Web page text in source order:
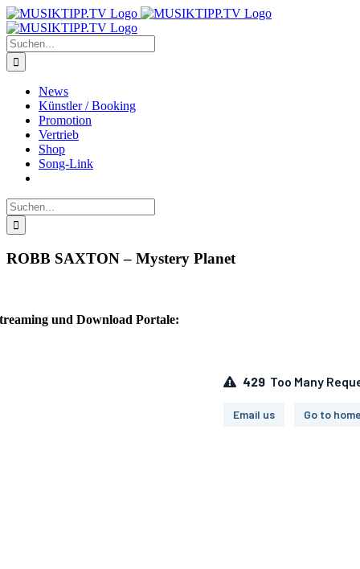
Zum
Inhalt
springen
Suche
nach:
News
Künstler / Booking
Promotion
Vertrieb
Shop
Song-Link
Suche
nach:
ROBB SAXTON – Mystery Planet
und Download Portale: